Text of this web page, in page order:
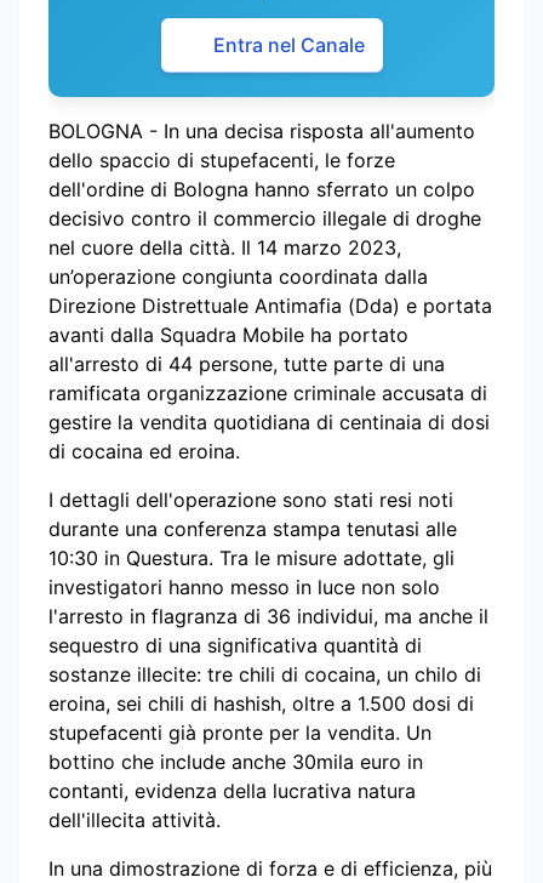
Entra nel Canale
BOLOGNA - In una decisa risposta all'aumento
dello spaccio di stupefacenti, le forze
dell'ordine di Bologna hanno sferrato un colpo
decisivo contro il commercio illegale di droghe
nel cuore della città. Il 14 marzo 2023,
un’operazione congiunta coordinata dalla
Direzione Distrettuale Antimafia (Dda) e portata
avanti dalla Squadra Mobile ha portato
all'arresto di 44 persone, tutte parte di una
ramificata organizzazione criminale accusata di
gestire la vendita quotidiana di centinaia di dosi
di cocaina ed eroina.
I dettagli dell'operazione sono stati resi noti
durante una conferenza stampa tenutasi alle
10:30 in Questura. Tra le misure adottate, gli
investigatori hanno messo in luce non solo
l'arresto in flagranza di 36 individui, ma anche il
sequestro di una significativa quantità di
sostanze illecite: tre chili di cocaina, un chilo di
eroina, sei chili di hashish, oltre a 1.500 dosi di
stupefacenti già pronte per la vendita. Un
bottino che include anche 30mila euro in
contanti, evidenza della lucrativa natura
dell'illecita attività.
In una dimostrazione di forza e di efficienza, più